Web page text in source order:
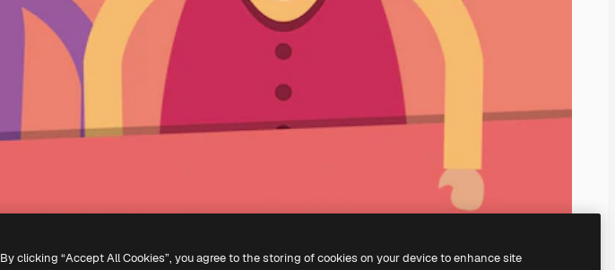
By clicking “Accept All Cookies”, you agree to the storing of cookies on your device to enhance site